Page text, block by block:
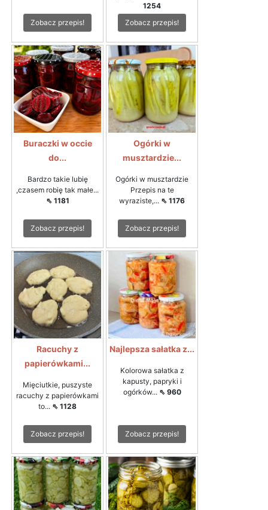
Zobacz przepis!
1254
Zobacz przepis!
Buraczki w occie
do...
Bardzo takie lubię
,czasem robię tak małe...
⇖ 1181
Zobacz przepis!
Ogórki w
musztardzie...
Ogórki w musztardzie
Przepis na te
wyraziste,... ⇖ 1176
Zobacz przepis!
Racuchy z
papierówkami...
Mięciutkie, puszyste
racuchy z papierówkami
to... ⇖ 1128
Zobacz przepis!
Najlepsza sałatka z...
Kolorowa sałatka z
kapusty, papryki i
ogórków... ⇖ 960
Zobacz przepis!